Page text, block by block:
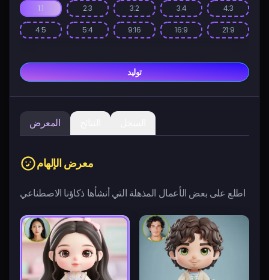
1:1 2:3 3:2 3:4 4:3
4:5 5:4 9:16 16:9 21:9
توليد
المعرض
معرض الإلهام
اطلع على بعض الأعمال المذهلة التي أنشأها ذكاؤنا الاصطناعي